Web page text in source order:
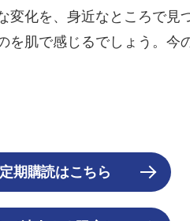
変化を、身近なところで見
肌で感じるでしょう。今
期購読はこちら